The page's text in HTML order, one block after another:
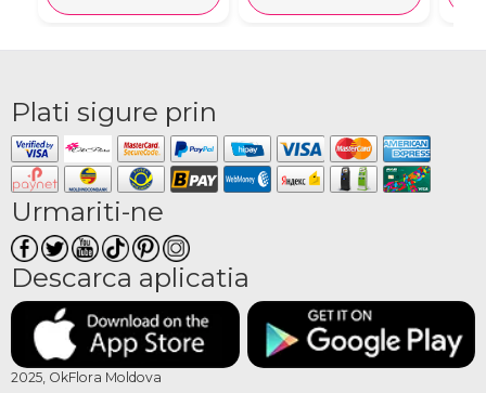
Plati sigure prin
Urmariti-ne
Descarca aplicatia
2025, OkFlora Moldova